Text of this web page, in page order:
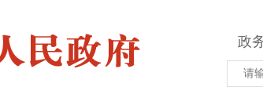
政